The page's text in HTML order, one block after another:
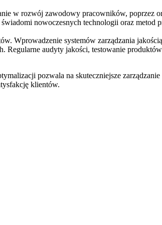
w rozwój zawodowy pracowników, poprzez
nowoczesnych technologii oraz metod
Wprowadzenie systemów zarządzania
audyty jakości, testowanie
pozwala na skuteczniejsze
klientów.